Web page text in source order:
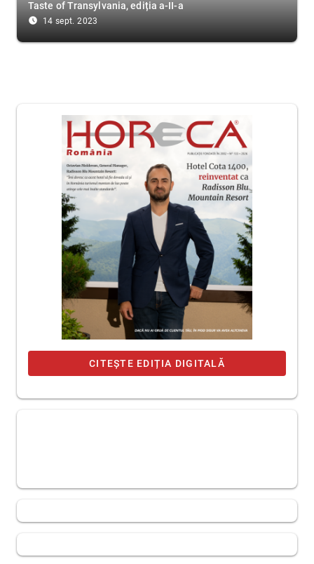
Taste of Transylvania, ediția a-II-a
access_time_filled 14 sept. 2023
CITEȘTE EDIȚIA DIGITALĂ